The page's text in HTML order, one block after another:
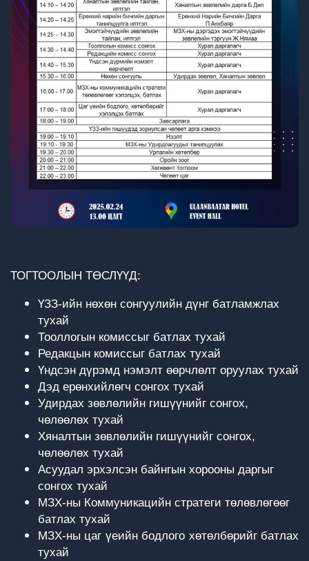
ТОГТООЛЫН ТӨСЛҮҮД:
ҮЗЗ-ийн нөхөн сонгуулийн дүнг батламжлах
тухай
Тооллогын комиссыг батлах тухай
Редакцын комиссыг батлах тухай
Үндсэн дүрэмд нэмэлт өөрчлөлт оруулах тухай
Дэд ерөнхийлөгч сонгох тухай
Удирдах зөвлөлийн гишүүнийг сонгох,
чөлөөлөх тухай
Хяналтын зөвлөлийн гишүүнийг сонгох,
чөлөөлөх тухай
Асуудал эрхэлсэн байнгын хорооны даргыг
сонгох тухай
МЗХ-ны Коммуникацийн стратеги төлөвлөгөөг
батлах тухай
МЗХ-ны цаг үеийн бодлого хөтөлбөрийг батлах
тухай